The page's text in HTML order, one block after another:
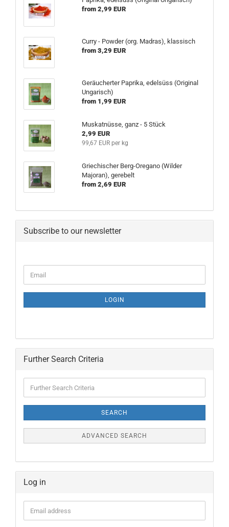
from 2,99 EUR
Curry - Powder (org. Madras), klassisch
from 3,29 EUR
Geräucherter Paprika, edelsüss (Original
Ungarisch)
from 1,99 EUR
Muskatnüsse, ganz - 5 Stück
2,99 EUR
99,67 EUR per kg
Griechischer Berg-Oregano (Wilder
Majoran), gerebelt
from 2,69 EUR
Subscribe to our newsletter
LOGIN
Further Search Criteria
SEARCH
ADVANCED SEARCH
Log in